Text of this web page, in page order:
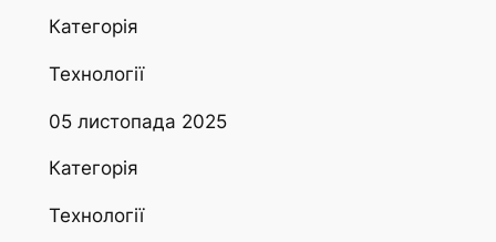
Категорія
Технології
05 листопада 2025
Категорія
Технології